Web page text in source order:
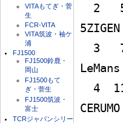
VITAもてぎ・菅
生
FCR-VITA
VITA筑波・袖ケ
浦
FJ1500
FJ1500鈴鹿・
岡山
FJ1500もて
ぎ・菅生
FJ1500筑波・
富士
TCRジャパンシリー